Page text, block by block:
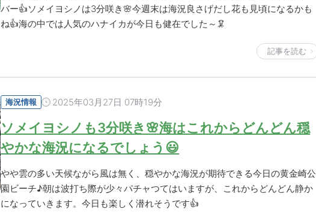
バー👍ソメイヨシノは3分咲き🌸今週末は海況良さげだし花も見頃になるかも
ね👍海の中では人気のハナイカが今日も健在でした～🦑
記事を読む
海況情報 2025年03月27日 07時19分
ソメイヨシノも3分咲き🌸海はこれからどんどん穏
やかな海況になるでしょう😃
やや雲の多い天候ながら風は無く、穏やかな海況が期待できる今日の黄金崎公
園ビーチ♪朝は波打ち際が少々パチャつてはいますが、これからどんどん静か
になっていきます。今日も楽しく潜れそうです👍